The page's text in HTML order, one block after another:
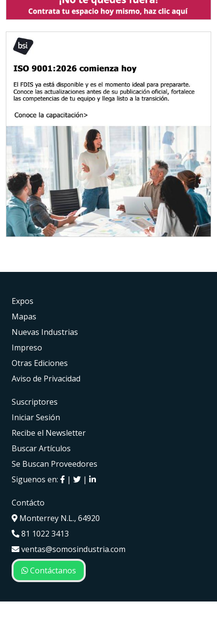
Expos
Mapas
Nuevas Industrias
Impreso
Otras Ediciones
Aviso de Privacidad
Suscriptores
Iniciar Sesión
Recibe el Newsletter
Buscar Artículos
Se Buscan Proveedores
Siguenos en:
| |
Contácto
Monterrey N.L., 64920
81 1022 3413
ventas@somosindustria.com
Contáctanos